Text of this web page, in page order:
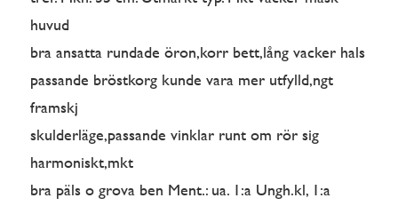
huvud
bra ansatta rundade öron,korr bett,lång vacker hals
passande bröstkorg kunde vara mer utfylld,ngt
framskj
skulderläge,passande vinklar runt om rör sig
harmoniskt,mkt
bra päls o grova ben Ment.: ua. 1:a Ungh.kl, 1:a